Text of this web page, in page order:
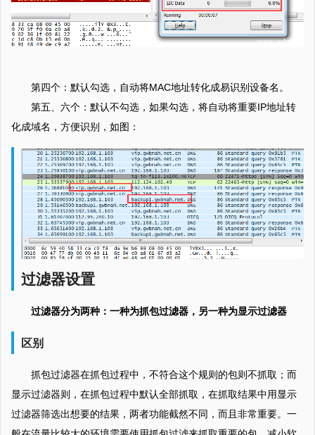
第四个：默认勾选，自动将MAC地址转化成易识别设备名。
第五、六个：默认不勾选，如果勾选，将自动将重要IP地址转
化成域名，方便识别，如图：
过滤器设置
过滤器分为两种：一种为抓包过滤器，另一种为显示过滤器
区别
抓包过滤器在抓包过程中，不符合这个规则的包则不抓取；而
显示过滤器则，在抓包过程中默认全部抓取，在抓取结果中用显示
过滤器筛选出想要的结果，两者功能截然不同，而且非常重要。一